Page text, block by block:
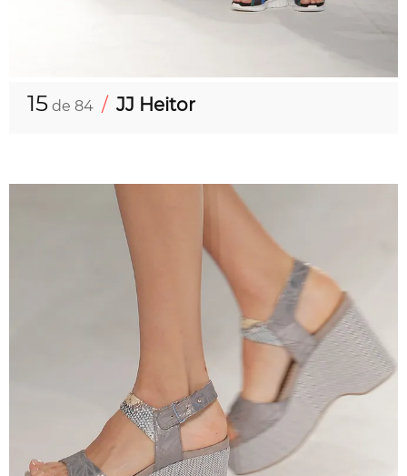
15 de 84 / JJ Heitor